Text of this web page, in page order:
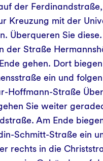
der
Kreuzung mit der
Überqueren Sie
der Straße
gehen. Dort
ein und
Hoffmann-Straße
Sie weiter
Am Ende
Schmitt-Straße ein
rechts in die